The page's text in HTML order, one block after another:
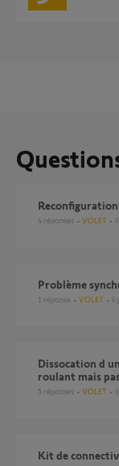
4 réponses VOLET
Problème
1 réponse VOLET
dissocation d une telecommande somfy rts d un volet
roulant mais
5 réponses VOLET
kit de